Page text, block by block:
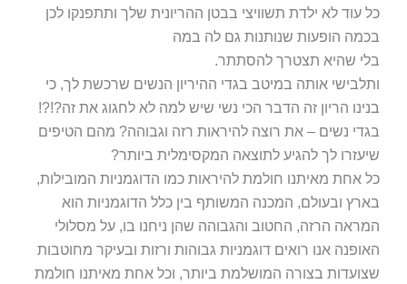
כל עוד לא ילדת תשוויצי בבטן ההריונית שלך ותתפנקו לכן
בכמה הופעות שנותנות גם לה במה
בלי שהיא תצטרך להסתתר.
ותלבישי אותה במיטב בגדי ההיריון הנשים שרכשת לך, כי
בנינו הריון זה הדבר הכי נשי שיש למה לא לחגוג את זה?!?!
בגדי נשים – את רוצה להיראות רזה וגבוהה? מהם הטיפים
שיעזרו לך להגיע לתוצאה המקסימלית ביותר?
כל אחת מאיתנו חולמת להיראות כמו הדוגמניות המובילות,
בארץ ובעולם, המכנה המשותף בין כלל הדוגמניות הוא
המראה הרזה, החטוב והגבוהה שהן ניחנו בו, על מסלולי
האופנה אנו רואים דוגמניות גבוהות ורזות ובעיקר מחוטבות
שצועדות בצורה המושלמת ביותר, וכל אחת מאיתנו חולמת